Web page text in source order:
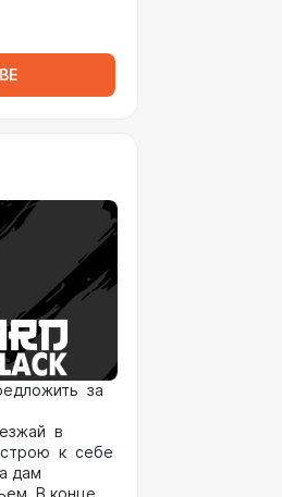
за
в
к себе
дам